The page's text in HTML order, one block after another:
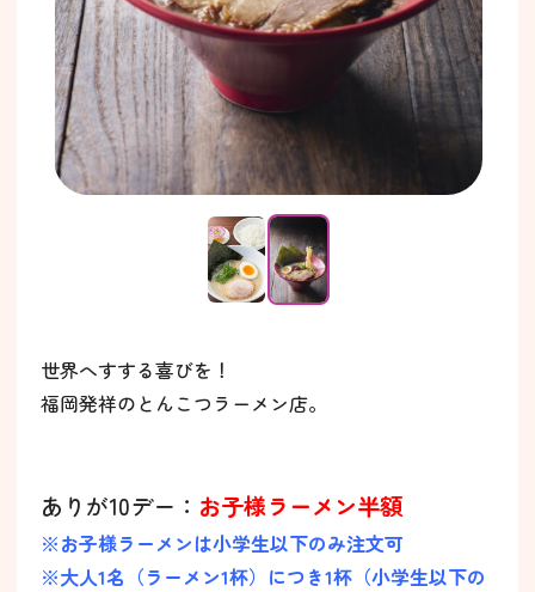
世界へすする喜びを！
福岡発祥のとんこつラーメン店。
ありが10デー： お子様ラーメン半額
※お子様ラーメンは小学生以下のみ注文可
※大人1名（ラーメン1杯）につき1杯（小学生以下の